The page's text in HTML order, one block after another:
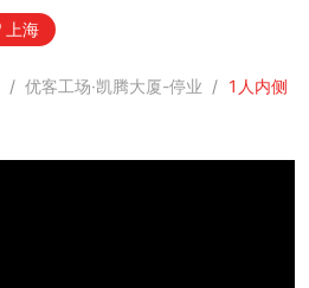
上海
/ 优客工场·凯腾大厦-停业 / 1人内侧